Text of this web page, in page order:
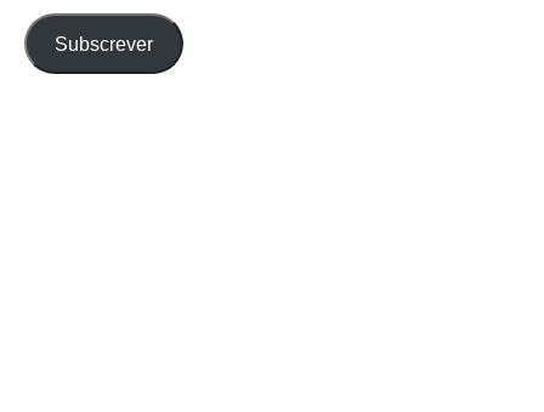
email
Subscrever